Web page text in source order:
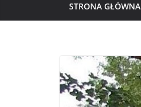
STRONA GŁÓWNA